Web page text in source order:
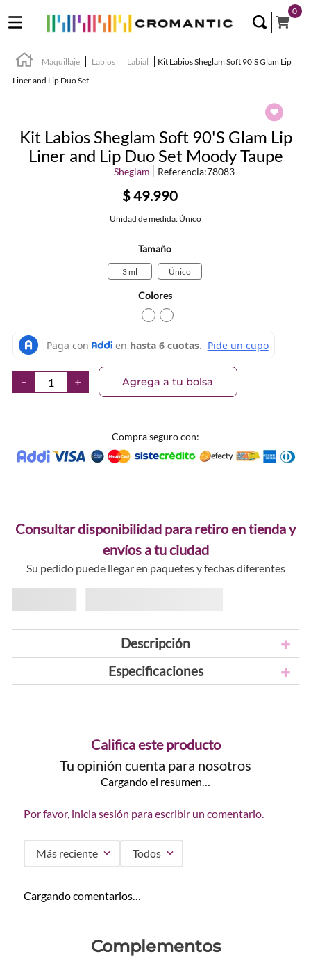
0
Maquillaje Labios Labial
Kit Labios Sheglam Soft 90'S Glam Lip
Liner and Lip Duo Set
Kit Labios Sheglam Soft 90'S Glam Lip
Liner and Lip Duo Set Moody Taupe
Sheglam Referencia:78083
$49.990
Unidad de medida: Único
Tamaño
3 ml Único
Colores
TEXTURA_6973474680945
TEXTURA_6973474680952
＋
－ Agrega a tu bolsa
Compra seguro con:
Consultar disponibilidad para retiro en tienda y
envíos a tu ciudad
Su pedido puede llegar en paquetes y fechas diferentes
Descripción
Especificaciones
Califica este producto
Tu opinión cuenta para nosotros
Cargando el resumen…
Por favor, inicia sesión para escribir un comentario.
Más reciente Todos
Cargando comentarios…
Complementos